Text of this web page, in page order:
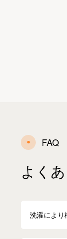
FAQ
よく
洗濯により